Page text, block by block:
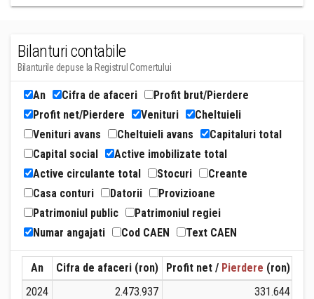
Bilanturi contabile
Bilanturile depuse la Registrul Comertului
An Cifra de afaceri
Profit brut/Pierdere
Profit net/Pierdere
Venituri
Cheltuieli
Venituri avans
Cheltuieli avans
Capitaluri total
Capital social
Active imobilizate total
Active circulante total
Stocuri
Creante
Casa conturi
Datorii
Provizioane
Patrimoniul public
Patrimoniul regiei
Numar angajati
Cod CAEN Text CAEN
An Cifra de afaceri (ron) Profit net / Pierdere (ron)
2024
2.473.937
331.644